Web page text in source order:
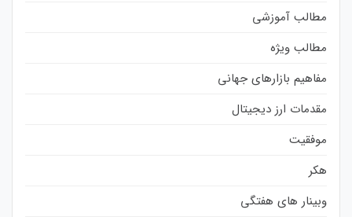
مطالب آموزشی
مطالب ویژه
مفاهیم بازارهای جهانی
مقدمات ارز دیجیتال
موفقیت
هکر
وبینار های هفتگی